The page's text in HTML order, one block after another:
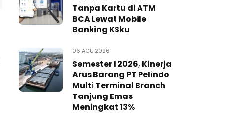
Tanpa Kartu di ATM
BCA Lewat Mobile
Banking KSku
06 AGU 2026
Semester I 2026, Kinerja
Arus Barang PT Pelindo
Multi Terminal Branch
Tanjung Emas
Meningkat 13%